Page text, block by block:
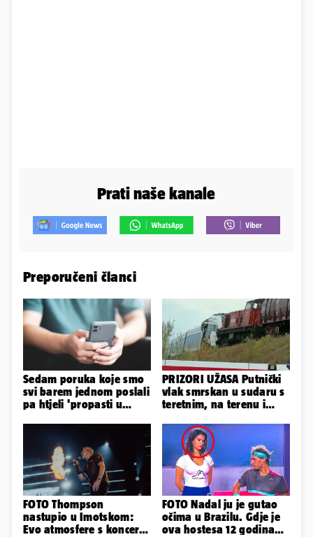
Prati naše kanale
Preporučeni članci
Sedam poruka koje smo
svi barem jednom poslali
pa htjeli 'propasti u
PRIZORI UŽASA Putnički
vlak smrskan u sudaru s
teretnim, na terenu i
FOTO Thompson
nastupio u Imotskom:
Evo atmosfere s koncerta
FOTO Nadal ju je gutao
očima u Brazilu. Gdje je
ova hostesa 12 godina